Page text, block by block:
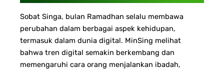
Sobat Singa, bulan Ramadhan selalu membawa
perubahan dalam berbagai aspek kehidupan,
termasuk dalam dunia digital. MinSing melihat
bahwa tren digital semakin berkembang dan
memengaruhi cara orang menjalankan ibadah,